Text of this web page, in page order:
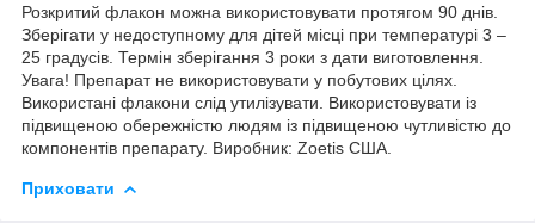
Розкритий флакон можна використовувати протягом 90 днів.
Зберігати у недоступному для дітей місці при температурі 3 –
25 градусів. Термін зберігання 3 роки з дати виготовлення.
Увага! Препарат не використовувати у побутових цілях.
Використані флакони слід утилізувати. Використовувати із
підвищеною обережністю людям із підвищеною чутливістю до
компонентів препарату. Виробник: Zoetis США.
Приховати